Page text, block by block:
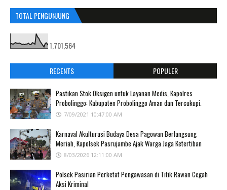
TOTAL PENGUNJUNG
1,701,564
RECENTS POPULER
Pastikan Stok Oksigen untuk Layanan Medis, Kapolres
Probolinggo: Kabupaten Probolinggo Aman dan Tercukupi.
7/09/2021 10:47:00 AM
Karnaval Akulturasi Budaya Desa Pagowan Berlangsung
Meriah, Kapolsek Pasrujambe Ajak Warga Jaga Ketertiban
8/03/2026 12:11:00 AM
Polsek Pasirian Perketat Pengawasan di Titik Rawan Cegah
Aksi Kriminal